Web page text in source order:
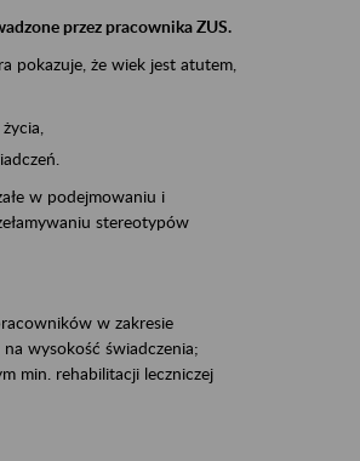
przez pracownika ZUS.
pokazuje, że wiek jest atutem,
w podejmowaniu i
stereotypów
w zakresie
wysokość świadczenia;
min. rehabilitacji leczniczej